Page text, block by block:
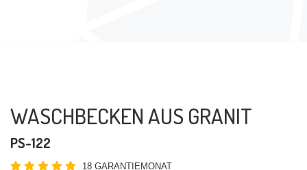
WASCHBECKEN AUS GRANIT
PS-122
18 GARANTIEMONAT